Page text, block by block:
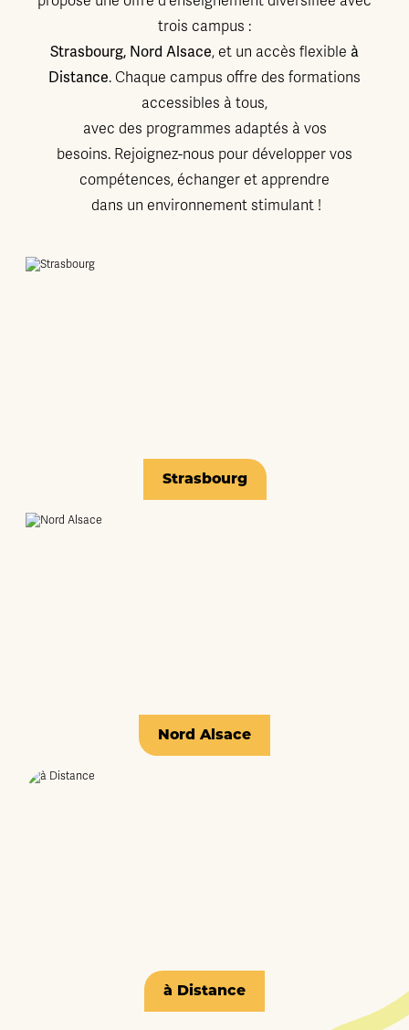
trois campus :
Strasbourg, Nord Alsace, et un accès flexible à
Distance. Chaque campus offre des formations
accessibles à tous,
avec des programmes adaptés à vos
besoins. Rejoignez-nous pour développer vos
compétences, échanger et apprendre
dans un environnement stimulant !
Strasbourg
Nord Alsace
à Distance